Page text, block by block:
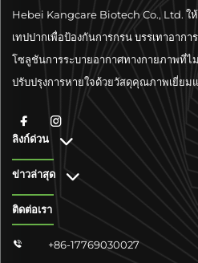
Hebei Kangcare Biotech Co., Ltd. ใ
เทปปากเพื่อป้องกันการกรน บรรเทาอา
โซลูชันการระบายอากาศทางกายภาพที่ไ
ปรับปรุงการหายใจด้วยวัสดุคุณภาพเยี่ย
ลิงก์ด่วน
ข่าวล่าสุด
ติดต่อเรา
 +86-17769030027